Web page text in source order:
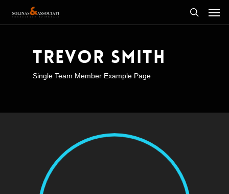
search
Trevor Smith
Single Team Member Example Page